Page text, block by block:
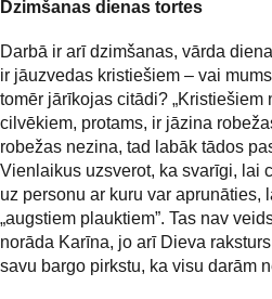
Dzimšanas dienas tortes
Darbā ir arī dzimšanas, vārda
ir jāuzvedas kristiešiem – vai
tomēr jārīkojas citādi?
cilvēkiem, protams, ir jāzina
robežas nezina, tad labāk tādos
Vienlaikus uzsverot, ka svarīgi, lai
uz personu ar kuru var aprunāties,
„augstiem plauktiem”. Tas nav
norāda Karīna, jo arī Dieva
savu bargo pirkstu, ka visu darām